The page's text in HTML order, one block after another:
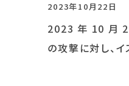
2023年10月22日
2023 年 10 月
の攻撃に対し、イ